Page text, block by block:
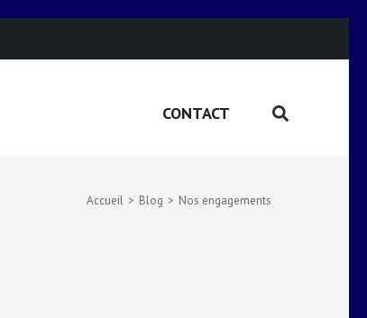
CONTACT
Accueil > Blog > Nos engagements